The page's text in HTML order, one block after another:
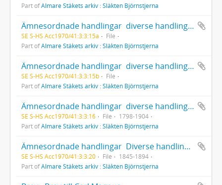
Part ofAlmare Stäkets arkiv : Släkten Björnstjerna
Ämnesordnade handlingar  diverse handlingar rörande Inrikespolitisk verksamhet  Byggnationer och monument  Riksdags- och bankhuset i Stockholm
SE S-HS Acc1970/41:3:3:15a
File
Part ofAlmare Stäkets arkiv : Släkten Björnstjerna
Ämnesordnade handlingar  diverse handlingar rörande Inrikespolitisk verksamhet  Byggnationer och monument  Riksdags- och bankhuset i Stockholm
SE S-HS Acc1970/41:3:3:15b
File
Part ofAlmare Stäkets arkiv : Släkten Björnstjerna
Ämnesordnade handlingar  diverse handlingar rörande Inrikespolitisk verksamhet  Blandat
SE S-HS Acc1970/41:3:3:16 File
1798-1904
Part ofAlmare Stäkets arkiv : Släkten Björnstjerna
Ämnesordnade handlingar  Diverse handlingar rörande Inrikespolitisk verksamhet  Övrigt
SE S-HS Acc1970/41:3:3:20 File
1845-1894
Part ofAlmare Stäkets arkiv : Släkten Björnstjerna